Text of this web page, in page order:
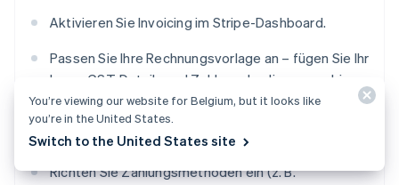
Aktivieren Sie Invoicing im Stripe-Dashboard.
Passen Sie Ihre Rechnungsvorlage an – fügen Sie Ihr
Logo, GST-Details und Zahlungsbedingungen hinzu.
Richten Sie Ihre erste Rechnung ein – geben Sie die
Kundendaten, Posten und das Fälligkeitsdatum ein.
Richten Sie Zahlungsmethoden ein (z. B.
You’re viewing our website for Belgium, but it looks like
you’re in the United States.
Switch to the United States site